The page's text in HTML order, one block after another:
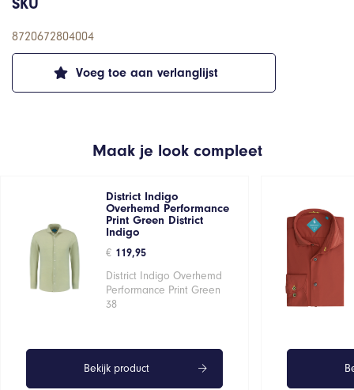
Voeg toe aan verlanglijst
8720672804004
Maak je look compleet
District Indigo
Overhemd Performance
Print Green District
Indigo
€ 119,95
District Indigo Overhemd
Performance Print Green
38
Bekijk product